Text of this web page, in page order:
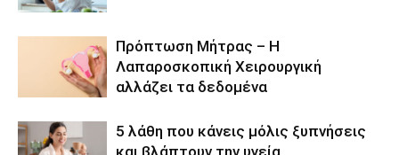
Πρόπτωση Μήτρας – Η
Λαπαροσκοπική Χειρουργική
αλλάζει τα δεδομένα
5 λάθη που κάνεις μόλις ξυπνήσεις
και βλάπτουν την υγεία